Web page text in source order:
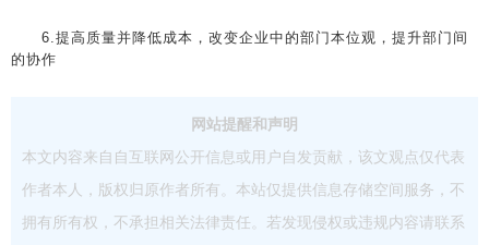
6.提高质量并降低成本，改变企业中的部门本位观，提升部门间
的协作
网站提醒和声明
本文内容来自自互联网公开信息或用户自发贡献，该文观点仅代表
作者本人，版权归原作者所有。本站仅提供信息存储空间服务，不
拥有所有权，不承担相关法律责任。若发现侵权或违规内容请联系